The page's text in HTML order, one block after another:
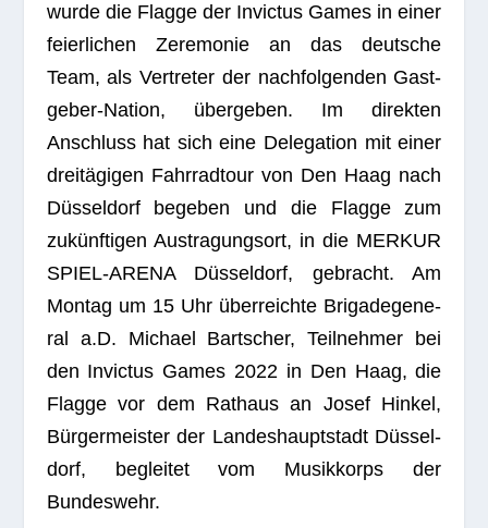
wurde die Flagge der Invic­tus Games in einer
fei­er­li­chen Zere­mo­nie an das deut­sche
Team, als Ver­tre­ter der nach­fol­gen­den Gast­
ge­ber-Nation, über­ge­ben. Im direk­ten
Anschluss hat sich eine Dele­ga­tion mit einer
drei­tä­gi­gen Fahr­rad­tour von Den Haag nach
Düs­sel­dorf bege­ben und die Flagge zum
zukünf­ti­gen Aus­tra­gungs­ort, in die MERKUR
SPIEL-ARENA Düs­sel­dorf, gebracht. Am
Mon­tag um 15 Uhr über­reichte Bri­ga­de­ge­ne­
ral a.D. Michael Bart­scher, Teil­neh­mer bei
den Invic­tus Games 2022 in Den Haag, die
Flagge vor dem Rat­haus an Josef Hin­kel,
Bür­ger­meis­ter der Lan­des­haupt­stadt Düs­sel­
dorf, beglei­tet vom Musik­korps der
Bundeswehr.